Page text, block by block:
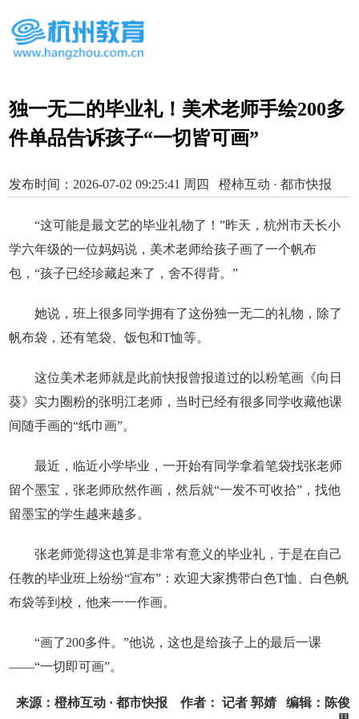
独一无二的毕业礼！美术老师手绘200多
件单品告诉孩子“一切皆可画”
发布时间：2026-07-02 09:25:41 周四 橙柿互动 · 都市快报
“这可能是最文艺的毕业礼物了！”昨天，杭州市天长小
学六年级的一位妈妈说，美术老师给孩子画了一个帆布
包，“孩子已经珍藏起来了，舍不得背。”
她说，班上很多同学拥有了这份独一无二的礼物，除了
帆布袋，还有笔袋、饭包和T恤等。
这位美术老师就是此前快报曾报道过的以粉笔画《向日
葵》实力圈粉的张明江老师，当时已经有很多同学收藏他课
间随手画的“纸巾画”。
最近，临近小学毕业，一开始有同学拿着笔袋找张老师
留个墨宝，张老师欣然作画，然后就“一发不可收拾”，找他
留墨宝的学生越来越多。
张老师觉得这也算是非常有意义的毕业礼，于是在自己
任教的毕业班上纷纷“宣布”：欢迎大家携带白色T恤、白色帆
布袋等到校，他来一一作画。
“画了200多件。”他说，这也是给孩子上的最后一课
——“一切即可画”。
来源：橙柿互动 · 都市快报 作者：​ 记者 郭婧 编辑：陈俊